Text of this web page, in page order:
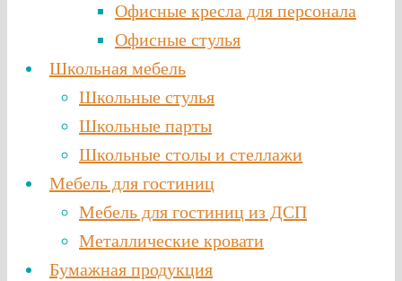
Офисные кресла для персонала
Офисные стулья
Школьная мебель
Школьные стулья
Школьные парты
Школьные столы и стеллажи
Мебель для гостиниц
Мебель для гостиниц из ДСП
Металлические кровати
Бумажная продукция